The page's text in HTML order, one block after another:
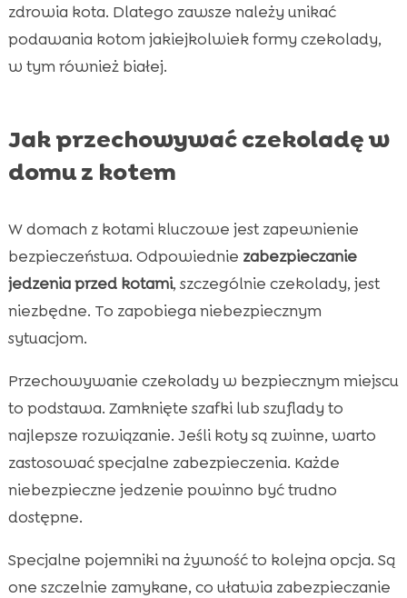
zdrowia kota. Dlatego zawsze należy unikać
podawania kotom jakiejkolwiek formy czekolady,
w tym również białej.
Jak przechowywać czekoladę w
domu z kotem
W domach z kotami kluczowe jest zapewnienie
bezpieczeństwa. Odpowiednie zabezpieczanie
jedzenia przed kotami, szczególnie czekolady, jest
niezbędne. To zapobiega niebezpiecznym
sytuacjom.
Przechowywanie czekolady w bezpiecznym miejscu
to podstawa. Zamknięte szafki lub szuflady to
najlepsze rozwiązanie. Jeśli koty są zwinne, warto
zastosować specjalne zabezpieczenia. Każde
niebezpieczne jedzenie powinno być trudno
dostępne.
Specjalne pojemniki na żywność to kolejna opcja. Są
one szczelnie zamykane, co ułatwia zabezpieczanie